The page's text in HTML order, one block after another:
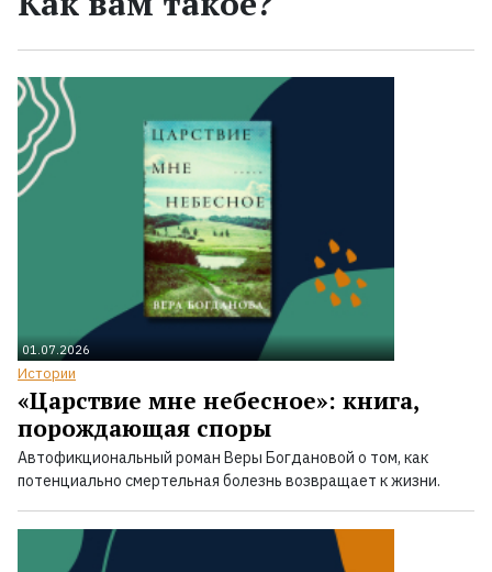
01.07.2026
Истории
«Царствие мне небесное»: книга,
порождающая споры
Автофикциональный роман Веры Богдановой о том, как
потенциально смертельная болезнь возвращает к жизни.